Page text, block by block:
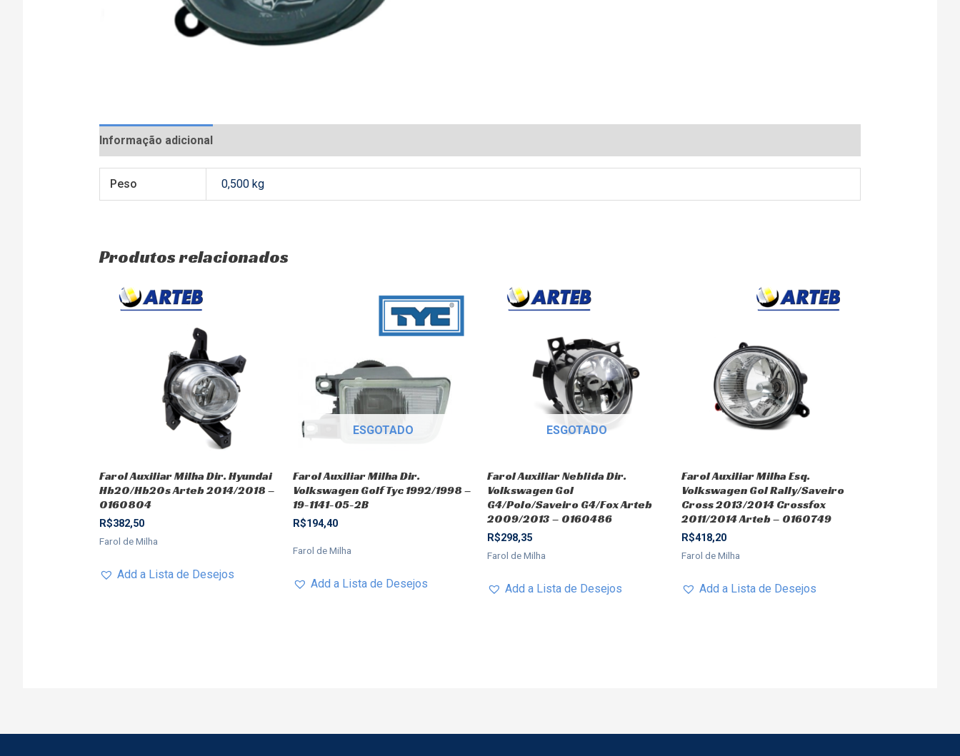
Informação adicional
Peso 0,500 kg
Produtos relacionados
Farol Auxiliar Milha Dir. Hyundai
Hb20/Hb20s Arteb 2014/2018 –
0160804
R$382,50
Farol de Milha
Add a Lista de Desejos
ESGOTADO
Farol Auxiliar Milha Dir.
Volkswagen Golf Tyc 1992/1998 –
19-1141-05-2B
R$194,40
Farol de Milha
Add a Lista de Desejos
ESGOTADO
Farol Auxiliar Neblida Dir.
Volkswagen Gol
G4/Polo/Saveiro G4/Fox Arteb
2009/2013 – 0160486
R$298,35
Farol de Milha
Add a Lista de Desejos
Farol Auxiliar Milha Esq.
Volkswagen Gol Rally/Saveiro
Cross 2013/2014 Crossfox
2011/2014 Arteb – 0160749
R$418,20
Farol de Milha
Add a Lista de Desejos